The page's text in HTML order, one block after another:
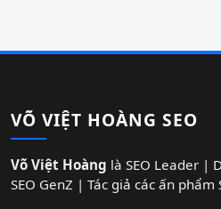
VÕ VIỆT HOÀNG SEO
Võ Việt Hoàng là SEO Leader |
SEO GenZ | Tác giả các ấn phẩm